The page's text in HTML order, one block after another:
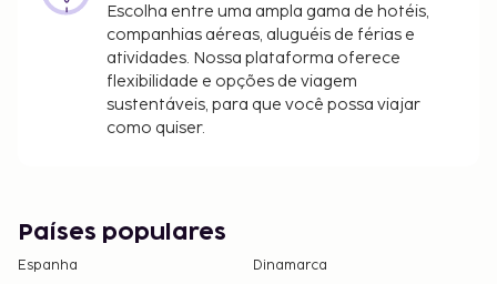
Escolha entre uma ampla gama de hotéis,
companhias aéreas, aluguéis de férias e
atividades. Nossa plataforma oferece
flexibilidade e opções de viagem
sustentáveis, para que você possa viajar
como quiser.
Países populares
Espanha
Dinamarca